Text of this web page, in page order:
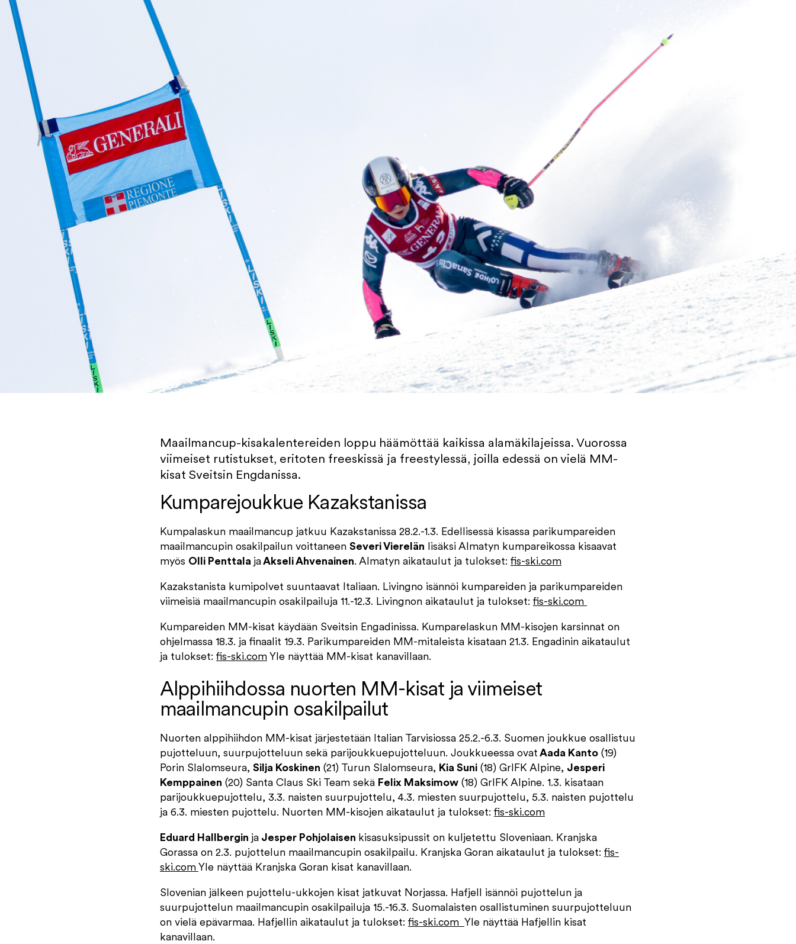
Maailmancup-kisakalentereiden loppu häämöttää kaikissa alamäkilajeissa. Vuorossa
viimeiset rutistukset, eritoten freeskissä ja freestylessä, joilla edessä on vielä MM-
kisat Sveitsin Engdanissa.
Kumparejoukkue Kazakstanissa
Kumpalaskun maailmancup jatkuu Kazakstanissa 28.2.-1.3. Edellisessä kisassa parikumpareiden
maailmancupin osakilpailun voittaneen Severi Vierelän lisäksi Almatyn kumpareikossa kisaavat
myös Olli Penttala jaAkseli Ahvenainen. Almatyn aikataulut ja tulokset: fis-ski.com
Kazakstanista kumipolvet suuntaavat Italiaan. Livingno isännöi kumpareiden ja parikumpareiden
viimeisiä maailmancupin osakilpailuja 11.-12.3. Livingnon aikataulut ja tulokset: fis-ski.com
Kumpareiden MM-kisat käydään Sveitsin Engadinissa. Kumparelaskun MM-kisojen karsinnat on
ohjelmassa 18.3. ja finaalit 19.3. Parikumpareiden MM-mitaleista kisataan 21.3. Engadinin aikataulut
ja tulokset: fis-ski.com Yle näyttää MM-kisat kanavillaan.
Alppihiihdossa nuorten MM-kisat ja viimeiset
maailmancupin osakilpailut
Nuorten alppihiihdon MM-kisat järjestetään Italian Tarvisiossa 25.2.-6.3. Suomen joukkue osallistuu
pujotteluun, suurpujotteluun sekä parijoukkuepujotteluun. Joukkueessa ovat Aada Kanto (19)
Porin Slalomseura, Silja Koskinen (21) Turun Slalomseura, Kia Suni (18) GrIFK Alpine, Jesperi
Kemppainen (20) Santa Claus Ski Team sekä Felix Maksimow (18) GrIFK Alpine. 1.3. kisataan
parijoukkuepujottelu, 3.3. naisten suurpujottelu, 4.3. miesten suurpujottelu, 5.3. naisten pujottelu
ja 6.3. miesten pujottelu. Nuorten MM-kisojen aikataulut ja tulokset: fis-ski.com
Eduard Hallbergin ja Jesper Pohjolaisen kisasuksipussit on kuljetettu Sloveniaan. Kranjska
Gorassa on 2.3. pujottelun maailmancupin osakilpailu. Kranjska Goran aikataulut ja tulokset: fis-
ski.com Yle näyttää Kranjska Goran kisat kanavillaan.
Slovenian jälkeen pujottelu-ukkojen kisat jatkuvat Norjassa. Hafjell isännöi pujottelun ja
suurpujottelun maailmancupin osakilpailuja 15.-16.3. Suomalaisten osallistuminen suurpujotteluun
on vielä epävarmaa. Hafjellin aikataulut ja tulokset: fis-ski.com Yle näyttää Hafjellin kisat
kanavillaan.